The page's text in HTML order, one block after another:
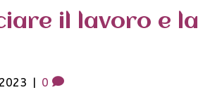
il lavoro e
| 0